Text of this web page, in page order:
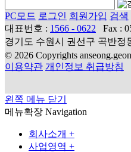
PC모드 로그인 회원가입 검색
대표번호 : 1566 - 0622
Fax :
경기도 수원시 권선구 곡반정
© 2026 Copyrights
이용약관 개인정보 취급방침
왼쪽 메뉴 닫기
메뉴확장 Navigation
회사소개 +
사업영역 +